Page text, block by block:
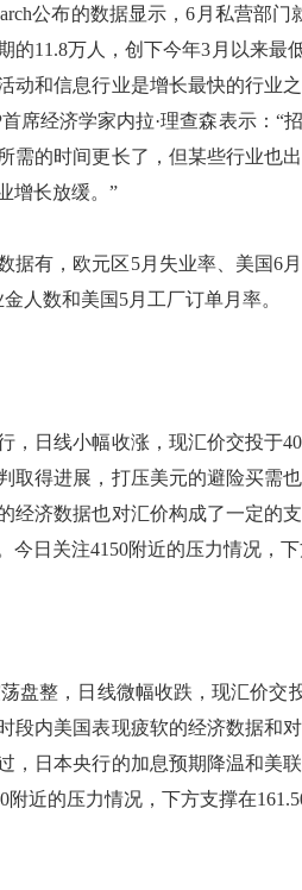
公布的数据显示，6月私营部门
的11.8万人，创下今年3月以来最
动和信息行业是增长最快的行业
席经济学家内拉·理查森表示：“
需的时间更长了，但某些行业也
增长放缓。”
有，欧元区5月失业率、美国6月
人数和美国5月工厂订单月率。
日线小幅收涨，现汇价交投于
取得进展，打压美元的避险买需
经济数据也对汇价构成了一定的
今日关注4150附近的压力情况，下
整，日线微幅收跌，现汇价交
段内美国表现疲软的经济数据和
，日本央行的加息预期降温和美
附近的压力情况，下方支撑在